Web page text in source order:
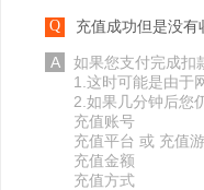
Q 充值成功但是没有
A
如果您支付完成扣
1.这时可能是由于
2.如果几分钟后您
充值账号
充值平台 或 充值
充值金额
充值方式